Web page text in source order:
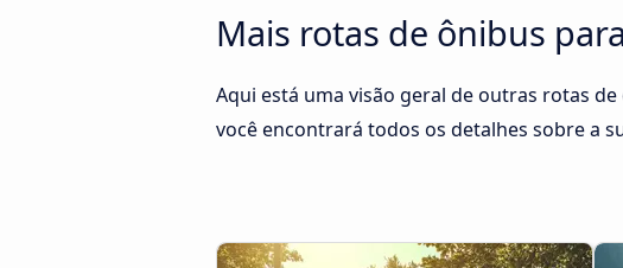
Mais rotas de ônibus
Aqui está uma visão geral de outras rotas de
você encontrará todos os detalhes sobre a